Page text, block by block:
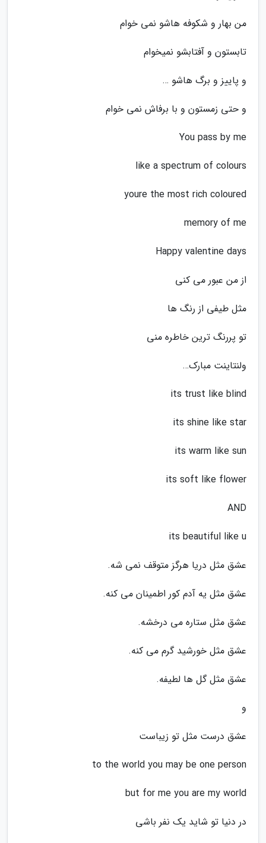
من بهار و شکوفه هاشو نمی خوام
تابستون و آفتابشو نمیخوام
و پاییز و برگ هاشو …
و حتی زمستون و با برفاش نمی خوام
You pass by me
like a spectrum of colours
youre the most rich coloured
memory of me
Happy valentine days
از من عبور می کنی
مثل طیفی از رنگ ها
تو پررنگ ترین خاطره منی
ولنتاینت مبارک…
its trust like blind
its shine like star
its warm like sun
its soft like flower
AND
its beautiful like u
عشق مثل دریا هرگز متوقف نمی شه.
عشق مثل یه آدم کور اطمینان می کنه.
عشق مثل ستاره می درخشه.
عشق مثل خورشید گرم می کنه.
عشق مثل گل ها لطیفه.
و
عشق درست مثل تو زیباست
to the world you may be one person
but for me you are my world
در دنیا تو شاید یک نفر باشی